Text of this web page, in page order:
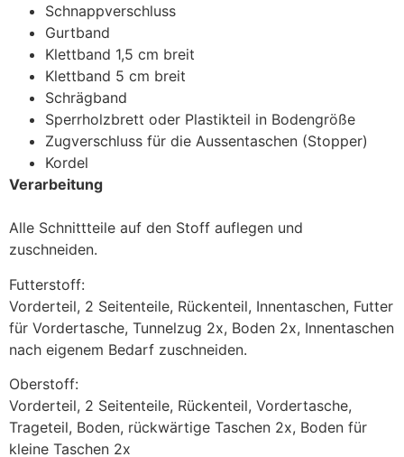
Schnappverschluss
Gurtband
Klettband 1,5 cm breit
Klettband 5 cm breit
Schrägband
Sperrholzbrett oder Plastikteil in Bodengröße
Zugverschluss für die Aussentaschen (Stopper)
Kordel
Verarbeitung
Alle Schnittteile auf den Stoff auflegen und
zuschneiden.
Futterstoff:
Vorderteil, 2 Seitenteile, Rückenteil, Innentaschen, Futter
für Vordertasche, Tunnelzug 2x, Boden 2x, Innentaschen
nach eigenem Bedarf zuschneiden.
Oberstoff:
Vorderteil, 2 Seitenteile, Rückenteil, Vordertasche,
Trageteil, Boden, rückwärtige Taschen 2x, Boden für
kleine Taschen 2x